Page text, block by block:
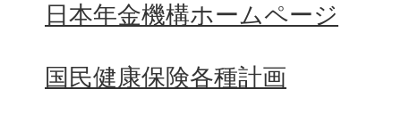
日本年金機構ホームページ
国民健康保険各種計画